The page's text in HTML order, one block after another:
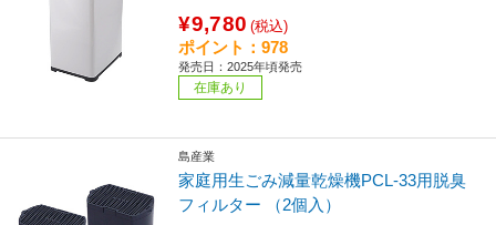
¥9,780 (税込)
ポイント：978
発売日：2025年頃発売
在庫あり
島産業
家庭用生ごみ減量乾燥機PCL-33用脱臭
フィルター （2個入）